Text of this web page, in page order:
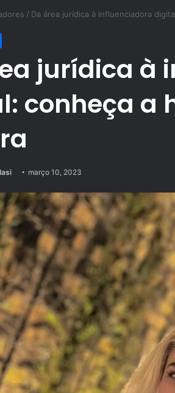
/ Da área jurídica à influenciadora
jurídica à
conheça a
março 10, 2023